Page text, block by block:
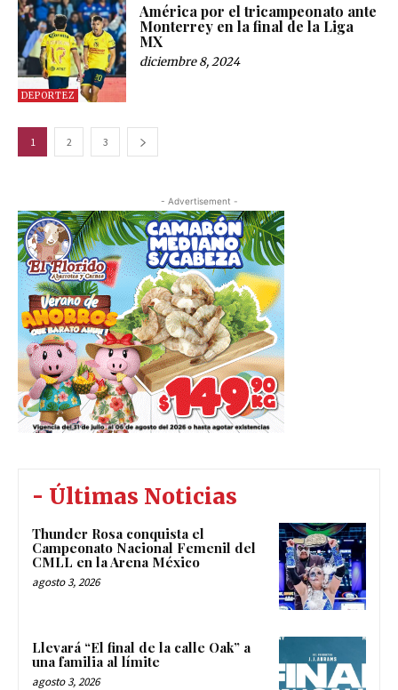
DEPORTEZ
América por el tricampeonato ante
Monterrey en la final de la Liga
MX
diciembre 8, 2024
1 2 3
- Advertisement -
- Últimas Noticias
Thunder Rosa conquista el
Campeonato Nacional Femenil del
CMLL en la Arena México
agosto 3, 2026
Llevará “El final de la calle Oak” a
una familia al límite
agosto 3, 2026